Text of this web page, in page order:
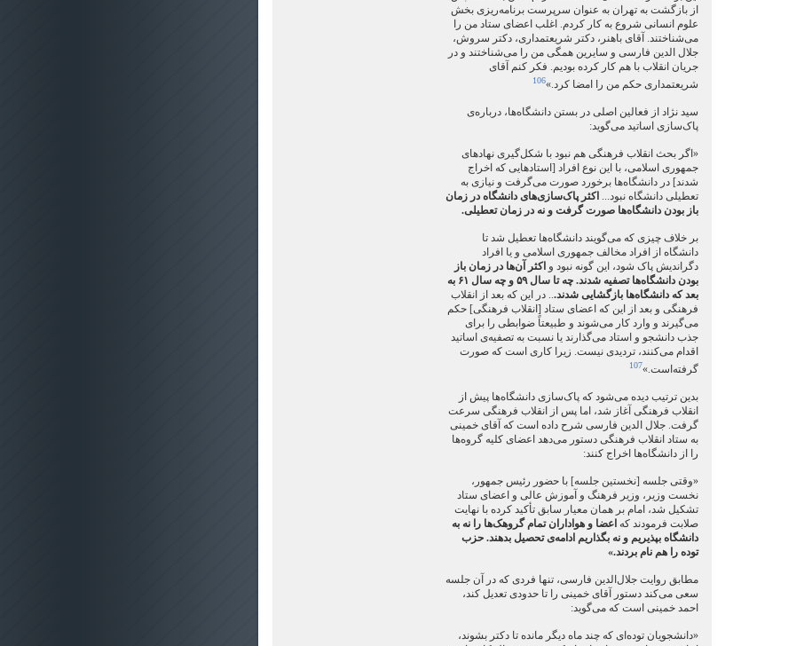
از بازگشت به تهران به عنوان سرپرست برنامه‌ریزی بخش
علوم انسانی شروع به کار کردم. اغلب اعضای ستاد من را
می‌شناختند. آقای باهنر، دکتر شریعتمداری، دکتر سروش،
جلال الدین فارسی و سایرین همگی من را می‌شناختند و در
جریان انقلاب با هم کار کرده بودیم. فکر کنم آقای
شریعتمداری حکم من را امضا کرد.»106
سید نژاد از فعالین اصلی در بستن دانشگاه‌ها، درباره‌ی
پاک‌سازی اساتید می‌گوید:
«اگر بحث انقلاب فرهنگی هم نبود با شکل‌گیری نهادهای
جمهوری اسلامی، با این نوع افراد [استادهایی که اخراج
شدند] در دانشگاه‌ها برخورد صورت می‌‌گرفت و نیازی به
تعطیلی دانشگاه نبود... اکثر پاک‌سازی‌های دانشگاه در زمان
باز بودن دانشگاه‌ها صورت گرفت و نه در زمان تعطیلی.
بر خلاف چیزی که می‌گویند دانشگاه‌ها تعطیل شد تا
دانشگاه از افراد مخالف جمهوری اسلامی و یا افراد
دگراندیش پاک شود، این گونه نبود و اکثر آن‌ها در زمان باز
بودن دانشگاه‌ها تصفیه شدند. چه تا سال ۵۹ و چه سال ۶۱ به
بعد که دانشگاه‌ها بازگشایی شدند... در این که بعد از انقلاب
فرهنگی و بعد از این ‌که اعضای ستاد [انقلاب فرهنگی] حکم
می‌گیرند و وارد کار می‌شوند و طبیعتاً ضوابطی را برای
جذب دانشجو و استاد می‌گذارند یا نسبت به تصفیه‌ی اساتید
اقدام می‌کنند، تردیدی نیست. زیرا کاری است که صورت
گرفته‌است.»107
بدین ترتیب دیده می‌شود که پاک‌سازی دانشگاه‌ها پیش از
انقلاب فرهنگی آغاز شد، اما پس از انقلاب فرهنگی سرعت
گرفت. جلال الدین فارسی شرح داده است که آقای خمینی
به ستاد انقلاب فرهنگی دستور می‌دهد اعضای کلیه گروه‌ها
را از دانشگاه‌ها اخراج کنند:
«وقتی جلسه [نخستین جلسه] با حضور رئیس جمهور،
نخست وزیر، وزیر فرهنگ و آموزش عالی و اعضای ستاد
تشکیل شد، امام بر همان معیار سابق تأکید کرده با نهایت
صلابت فرمودند که اعضا و هواداران تمام گروهک‌ها را نه به
دانشگاه بپذیریم و نه بگذاریم ادامه‌ی تحصیل بدهند. حزب
توده را هم نام بردند.»
مطابق روایت جلال‌الدین فارسی، تنها فردی که در آن جلسه
سعی می‌کند دستور آقای خمینی را تا حدودی تعدیل کند،
احمد خمینی است که می‌گوید:
«دانشجویان توده‌ای که چند ماه دیگر مانده تا دکتر بشوند،